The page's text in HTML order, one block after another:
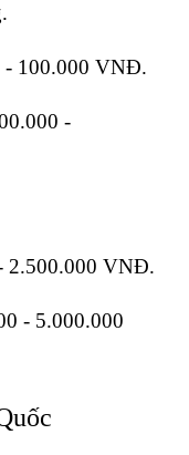
- 100.000 VNĐ.
-
2.500.000 VNĐ.
- 5.000.000